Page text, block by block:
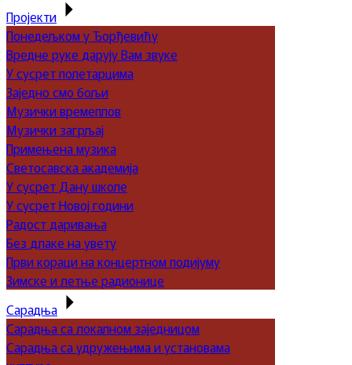
Пројекти
Понедељком у Ђорђевићу
Вредне руке дарују Вам звуке
У сусрет полетарцима
Заједно смо бољи
Музички времеплов
Музички загрљај
Примењена музика
Светосавска академија
У сусрет Дану школе
У сусрет Новој години
Радост даривања
Без длаке на увету
Први кораци на концертном подијуму
Зимске и летње радионице
Сарадња
Сарадња са локалном заједницом
Сарадња са удружењима и установама